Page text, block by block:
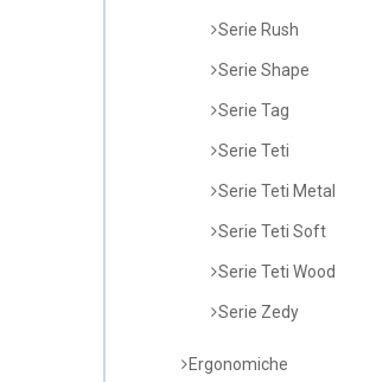
Serie Rush
Serie Shape
Serie Tag
Serie Teti
Serie Teti Metal
Serie Teti Soft
Serie Teti Wood
Serie Zedy
Ergonomiche